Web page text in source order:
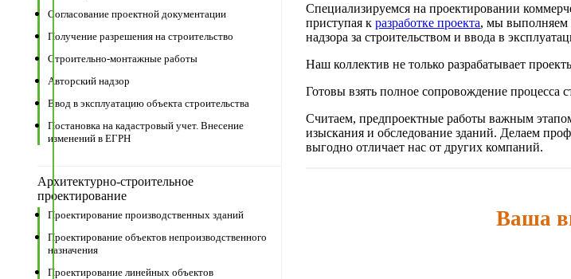
Согласование проектной документации
Получение разрешения на строительство
Строительно-монтажные работы
Авторский надзор
Ввод в эксплуатацию объекта строительства
Постановка на кадастровый учет. Внесение
изменений в ЕГРН
Архитектурно-строительное
проектирование
Проектирование производственных зданий
Проектирование объектов непроизводственного
назначения
Проектирование линейных объектов
Специализируемся на проектировании
приступая кразработке проекта, мы выполняем
надзора за строительством и ввода в
Наш коллектив не только разрабатывает
Готовы взять полное сопровождение процесса
Считаем, предпроектные работы важным
изыскания и обследование зданий. Делаем
выгодно отличает нас от других компаний.
Ваша